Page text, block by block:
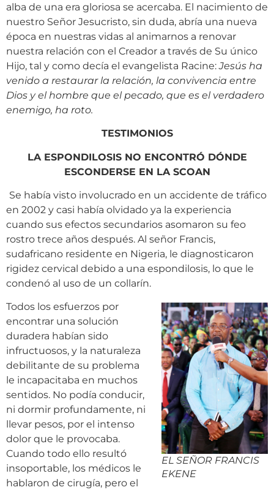
alba de una era gloriosa se acercaba. El nacimiento de
nuestro Señor Jesucristo, sin duda, abría una nueva
época en nuestras vidas al animarnos a renovar
nuestra relación con el Creador a través de Su único
Hijo, tal y como decía el evangelista Racine:Jesús ha
venido a restaurar la relación, la convivencia entre
Dios y el hombre que el pecado, que es el verdadero
enemigo, ha roto.
TESTIMONIOS
LA ESPONDILOSIS NO ENCONTRÓ DÓNDE
ESCONDERSE EN LA SCOAN
Se había visto involucrado en un accidente de tráfico
en 2002 y casi había olvidado ya la experiencia
cuando sus efectos secundarios asomaron su feo
rostro trece años después. Al señor Francis,
sudafricano residente en Nigeria, le diagnosticaron
rigidez cervical debido a una espondilosis, lo que le
condenó al uso de un collarín.
EL SEÑOR FRANCIS
EKENE
Todos los esfuerzos por
encontrar una solución
duradera habían sido
infructuosos, y la naturaleza
debilitante de su problema
le incapacitaba en muchos
sentidos. No podía conducir,
ni dormir profundamente, ni
llevar pesos, por el intenso
dolor que le provocaba.
Cuando todo ello resultó
insoportable, los médicos le
hablaron de cirugía, pero el